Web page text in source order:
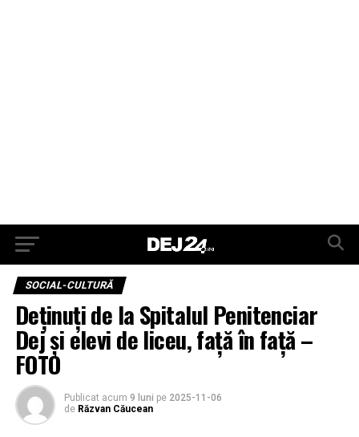
SOCIAL-CULTURĂ
Deținuți de la Spitalul Penitenciar
Dej și elevi de liceu, față în față –
FOTO
Publicat acum 9 luni pe 2025-11-06
de Răzvan Căucean